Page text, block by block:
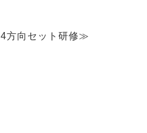
方向セット研修≫